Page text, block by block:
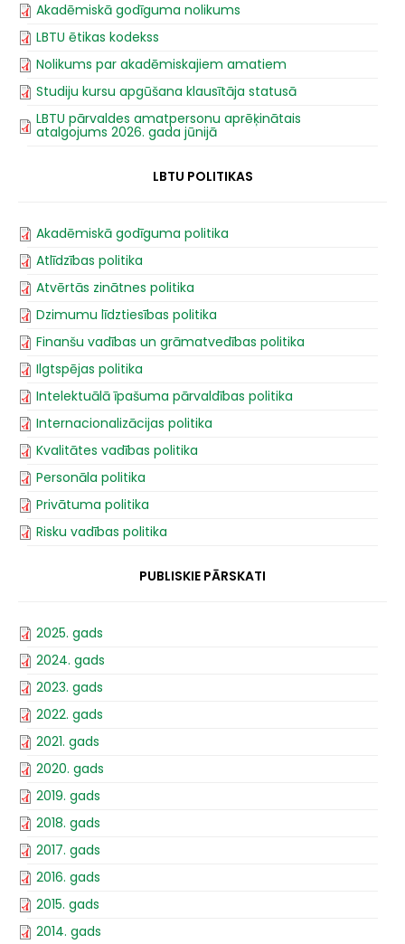
Akadēmiskā godīguma nolikums
LBTU ētikas kodekss
Nolikums par akadēmiskajiem amatiem
Studiju kursu apgūšana klausītāja statusā
LBTU pārvaldes amatpersonu aprēķinātais
atalgojums 2026. gada jūnijā
LBTU POLITIKAS
Akadēmiskā godīguma politika
Atlīdzības politika
Atvērtās zinātnes politika
Dzimumu līdztiesības politika
Finanšu vadības un grāmatvedības politika
Ilgtspējas politika
Intelektuālā īpašuma pārvaldības politika
Internacionalizācijas politika
Kvalitātes vadības politika
Personāla politika
Privātuma politika
Risku vadības politika
PUBLISKIE PĀRSKATI
2025. gads
2024. gads
2023. gads
2022. gads
2021. gads
2020. gads
2019. gads
2018. gads
2017. gads
2016. gads
2015. gads
2014. gads